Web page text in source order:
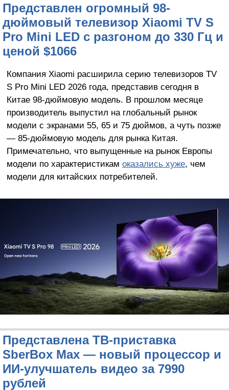
Представлен огромный 98-
дюймовый телевизор Xiaomi TV S
Pro Mini LED с разгоном до 330 Гц и
ценой $1066
Компания Xiaomi расширила серию телевизоров TV
S Pro Mini LED 2026 года, представив сегодня в
Китае 98-дюймовую модель. В прошлом месяце
производитель выпустил на глобальный рынок
модели с экранами 55, 65 и 75 дюймов, а чуть позже
— 85-дюймовую модель для рынка Китая.
Примечательно, что выпущенные на рынок Европы
модели по характеристикам оказались хуже, чем
модели для китайских потребителей.
Представлена ТВ-приставка
SberBox Max — новый процессор и
ИИ-улучшатель видео за 7990
рублей